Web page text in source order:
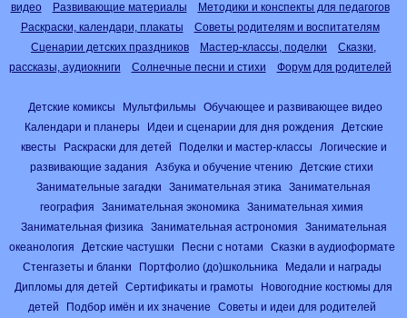
видео
Развивающие материалы
Методики и конспекты для педагогов
Раскраски, календари, плакаты
Советы родителям и воспитателям
Сценарии детских праздников
Мастер-классы, поделки
Сказки,
рассказы, аудиокниги
Солнечные песни и стихи Форум для родителей
Детские комиксы Мультфильмы
Обучающее и развивающее видео
Календари и планеры
Идеи и сценарии для дня рождения
Детские
квесты
Раскраски для детей Поделки и мастер-классы
Логические и
развивающие задания
Азбука и обучение чтению
Детские стихи
Занимательные загадки
Занимательная этика
Занимательная
география
Занимательная экономика
Занимательная химия
Занимательная физика
Занимательная астрономия
Занимательная
океанология
Детские частушки Песни с нотами
Сказки в аудиоформате
Стенгазеты и бланки
Портфолио (до)школьника
Медали и награды
Дипломы для детей
Сертификаты и грамоты
Новогодние костюмы для
детей
Подбор имён и их значение
Советы и идеи для родителей